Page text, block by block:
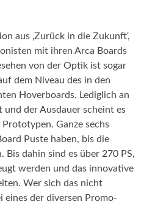
aus ‚Zurück in die Zukunft‘,
mit ihren Arca Boards
von der Optik ist sogar
dem Niveau des in den
Hoverboards. Lediglich an
und der Ausdauer scheint es
Ganze sechs
Puste haben, bis die
Bis dahin sind es über 270 PS,
werden und das innovative
Wer sich das nicht
eines der diversen Promo-